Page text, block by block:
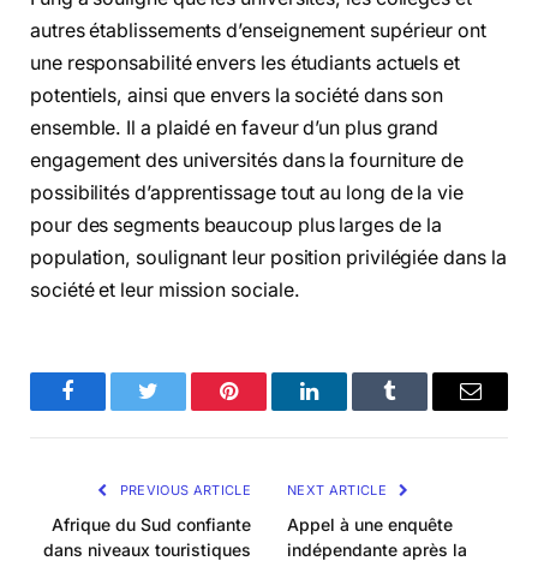
autres établissements d’enseignement supérieur ont
une responsabilité envers les étudiants actuels et
potentiels, ainsi que envers la société dans son
ensemble. Il a plaidé en faveur d’un plus grand
engagement des universités dans la fourniture de
possibilités d’apprentissage tout au long de la vie
pour des segments beaucoup plus larges de la
population, soulignant leur position privilégiée dans la
société et leur mission sociale.
FacebookTwitter Pinterest LinkedInTumblr Email
PREVIOUS ARTICLE
Afrique du Sud confiante
dans niveaux touristiques
NEXT ARTICLE
Appel à une enquête
indépendante après la